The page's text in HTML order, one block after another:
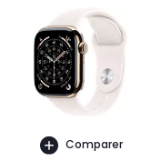
Comparer